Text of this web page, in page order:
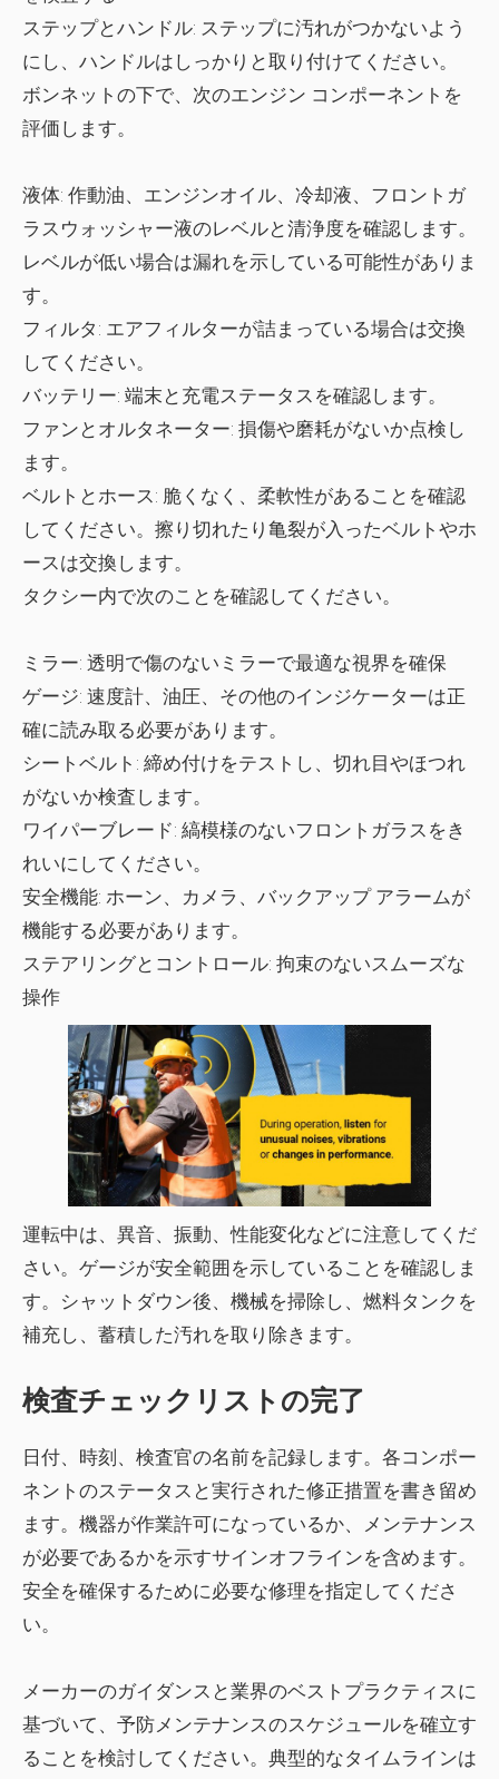
ステップとハンドル: ステップに汚れがつかないよう
にし、ハンドルはしっかりと取り付けてください。
ボンネットの下で、次のエンジン コンポーネントを
評価します。
液体: 作動油、エンジンオイル、冷却液、フロントガ
ラスウォッシャー液のレベルと清浄度を確認します。
レベルが低い場合は漏れを示している可能性がありま
す。
フィルタ: エアフィルターが詰まっている場合は交換
してください。
バッテリー: 端末と充電ステータスを確認します。
ファンとオルタネーター: 損傷や磨耗がないか点検し
ます。
ベルトとホース: 脆くなく、柔軟性があることを確認
してください。擦り切れたり亀裂が入ったベルトやホ
ースは交換します。
タクシー内で次のことを確認してください。
ミラー: 透明で傷のないミラーで最適な視界を確保
ゲージ: 速度計、油圧、その他のインジケーターは正
確に読み取る必要があります。
シートベルト: 締め付けをテストし、切れ目やほつれ
がないか検査します。
ワイパーブレード: 縞模様のないフロントガラスをき
れいにしてください。
安全機能: ホーン、カメラ、バックアップ アラームが
機能する必要があります。
ステアリングとコントロール: 拘束のないスムーズな
操作
運転中は、異音、振動、性能変化などに注意してくだ
さい。ゲージが安全範囲を示していることを確認しま
す。シャットダウン後、機械を掃除し、燃料タンクを
補充し、蓄積した汚れを取り除きます。
検査チェックリストの完了
日付、時刻、検査官の名前を記録します。各コンポー
ネントのステータスと実行された修正措置を書き留め
ます。機器が作業許可になっているか、メンテナンス
が必要であるかを示すサインオフラインを含めます。
安全を確保するために必要な修理を指定してくださ
い。
メーカーのガイダンスと業界のベストプラクティスに
基づいて、予防メンテナンスのスケジュールを確立す
ることを検討してください。典型的なタイムラインは